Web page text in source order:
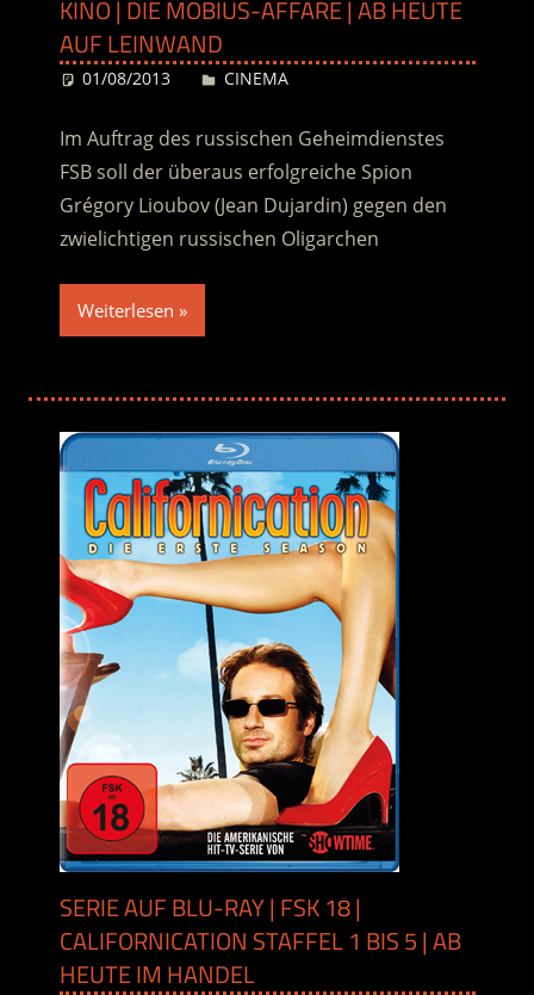
KINO | DIE MÖBIUS-AFFÄRE | AB HEUTE
AUF LEINWAND
01/08/2013 Desiree
CINEMA
Im Auftrag des russischen Geheimdienstes
FSB soll der überaus erfolgreiche Spion
Grégory Lioubov (Jean Dujardin) gegen den
zwielichtigen russischen Oligarchen
Weiterlesen
SERIE AUF BLU-RAY | FSK 18 |
CALIFORNICATION STAFFEL 1 BIS 5 | AB
HEUTE IM HANDEL